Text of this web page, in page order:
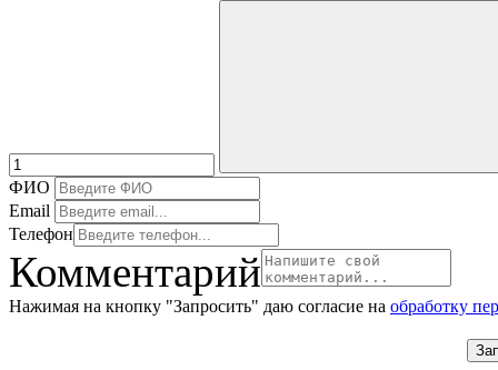
ФИО
Email
Телефон
Комментарий
Нажимая на кнопку "Запросить" даю согласие на обработку